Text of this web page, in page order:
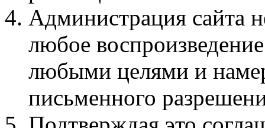
Администрация сайта
любое
любыми целями и
письменного